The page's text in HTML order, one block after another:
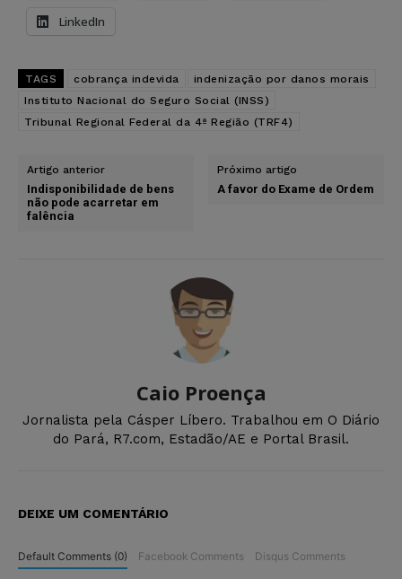
LinkedIn
TAGS cobrança indevida
indenização por danos morais
Instituto Nacional do Seguro Social (INSS)
Tribunal Regional Federal da 4ª Região (TRF4)
Artigo anterior
Indisponibilidade de bens
não pode acarretar em
falência
Próximo artigo
A favor do Exame de Ordem
Caio Proença
Jornalista pela Cásper Líbero. Trabalhou em O Diário
do Pará, R7.com, Estadão/AE e Portal Brasil.
DEIXE UM COMENTÁRIO
Default Comments (0) Facebook Comments Disqus Comments